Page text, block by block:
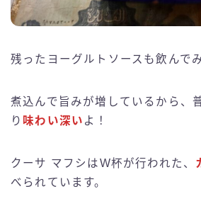
残ったヨーグルトソースも飲んで
煮込んで旨みが増しているから、
り 味わい深い よ！
クーサ マフシはW杯が行われた、
べられています。